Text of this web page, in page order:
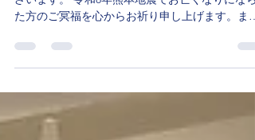
7月30日 いつもブログを見ていただきありがとう
た方のご冥福を心からお祈り申し上げます。また
被災されたすべての皆様にお見舞い申し上げま
対応する災害対策機能のワンフロア・常設化を実
現 災害対策本部会議室 テレビドラマで見るよう